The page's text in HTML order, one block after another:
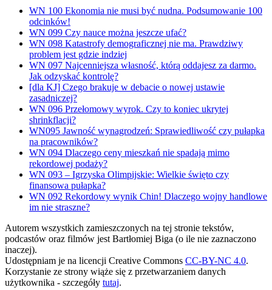
WN 100 Ekonomia nie musi być nudna. Podsumowanie 100
odcinków!
WN 099 Czy nauce można jeszcze ufać?
WN 098 Katastrofy demograficznej nie ma. Prawdziwy
problem jest gdzie indziej
WN 097 Najcenniejsza własność, którą oddajesz za darmo.
Jak odzyskać kontrolę?
[dla KJ] Czego brakuje w debacie o nowej ustawie
zasadniczej?
WN 096 Przełomowy wyrok. Czy to koniec ukrytej
shrinkflacji?
WN095 Jawność wynagrodzeń: Sprawiedliwość czy pułapka
na pracowników?
WN 094 Dlaczego ceny mieszkań nie spadają mimo
rekordowej podaży?
WN 093 – Igrzyska Olimpijskie: Wielkie święto czy
finansowa pułapka?
WN 092 Rekordowy wynik Chin! Dlaczego wojny handlowe
im nie straszne?
Autorem wszystkich zamieszczonych na tej stronie tekstów,
podcastów oraz filmów jest Bartłomiej Biga (o ile nie zaznaczono
inaczej).
Udostępniam je na licencji Creative Commons CC-BY-NC 4.0.
Korzystanie ze strony wiąże się z przetwarzaniem danych
użytkownika - szczegóły tutaj.